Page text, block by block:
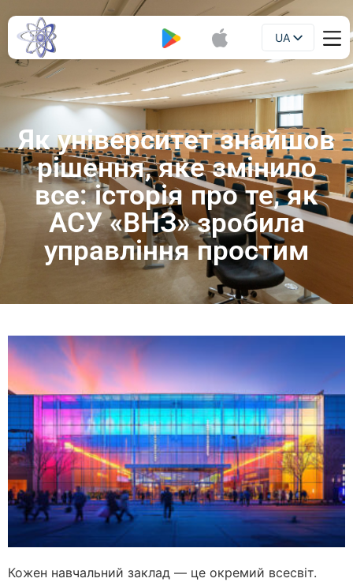
UA
EN
Як університет знайшов
рішення, яке змінило
все: історія про те, як
АСУ «ВНЗ» зробила
управління простим
Кожен навчальний заклад — це окремий всесвіт.